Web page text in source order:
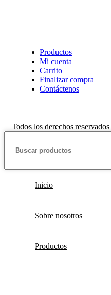
Productos
Mi cuenta
Carrito
Finalizar compra
Contáctenos
Todos los derechos reservados
Inicio
Sobre nosotros
Productos